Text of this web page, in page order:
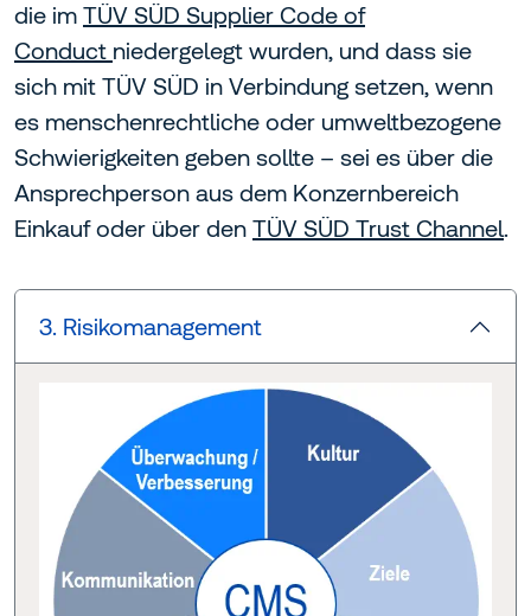
die im TÜV SÜD Supplier Code of
Conduct niedergelegt wurden, und dass sie
sich mit TÜV SÜD in Verbindung setzen, wenn
es menschenrechtliche oder umweltbezogene
Schwierigkeiten geben sollte – sei es über die
Ansprechperson aus dem Konzernbereich
Einkauf oder über den TÜV SÜD Trust Channel.
3. Risikomanagement